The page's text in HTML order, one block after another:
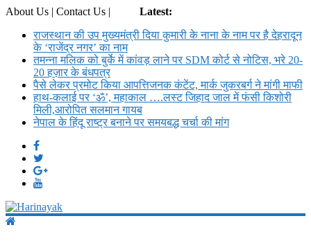
About Us | Contact Us |
Latest:
राजस्थान की उप मुख्यमंत्री दिया कुमारी के नाना के नाम पर है देहरादून
के ‘राजेंद्र नगर’ का नाम
तमन्ना मलिक को बुर्के में कांवड़ लाने पर SDM कोर्ट से नोट‍िस, भरे 20-
20 हज़ार के बंधपत्र
पैसे लेकर प्रमोट क‍िया आपत्तिजनक कंटेंट, मार्क जुकरबर्ग ने मांगी माफी
हाथ-कलाई पर ‘ॐ’, महाकाल ….लस्ट जिहाद जाल में फंसी किशोरी
मिली,आरोपित सलमान गायब
नेपाल के हिंदू राष्ट्र बनाने पर समयबद्ध चर्चा की मांग